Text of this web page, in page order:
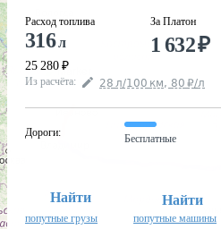
Расход топлива
316л
25 280 ₽
За Платон
1 632₽
Из расчёта: 28 л/100 км, 80 ₽/л
Дороги:
Бесплатные
Найти
попутные грузы
Найти
попутные машины